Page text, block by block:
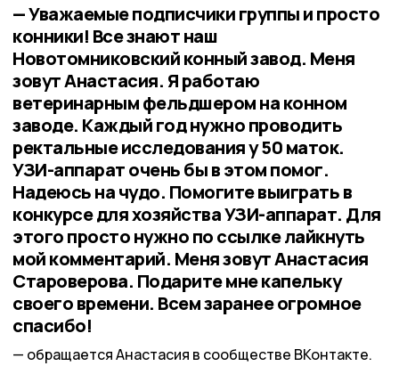
— Уважаемые подписчики группы и просто
конники! Все знают наш
Новотомниковский конный завод. Меня
зовут Анастасия. Я работаю
ветеринарным фельдшером на конном
заводе. Каждый год нужно проводить
ректальные исследования у 50 маток.
УЗИ-аппарат очень бы в этом помог.
Надеюсь на чудо. Помогите выиграть в
конкурсе для хозяйства УЗИ-аппарат. Для
этого просто нужно по ссылке лайкнуть
мой комментарий. Меня зовут Анастасия
Староверова. Подарите мне капельку
своего времени. Всем заранее огромное
спасибо!
обращается Анастасия в сообществе ВКонтакте.